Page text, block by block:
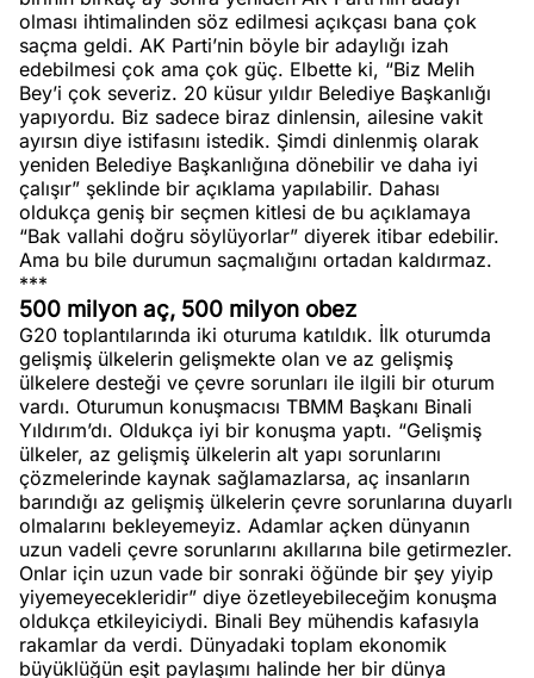
olması ihtimalinden söz edilmesi açıkçası bana çok
saçma geldi. AK Parti’nin böyle bir adaylığı izah
edebilmesi çok ama çok güç. Elbette ki, “Biz Melih
Bey’i çok severiz. 20 küsur yıldır Belediye Başkanlığı
yapıyordu. Biz sadece biraz dinlensin, ailesine vakit
ayırsın diye istifasını istedik. Şimdi dinlenmiş olarak
yeniden Belediye Başkanlığına dönebilir ve daha iyi
çalışır” şeklinde bir açıklama yapılabilir. Dahası
oldukça geniş bir seçmen kitlesi de bu açıklamaya
“Bak vallahi doğru söylüyorlar” diyerek itibar edebilir.
Ama bu bile durumun saçmalığını ortadan kaldırmaz.
***
500 milyon aç, 500 milyon obez
G20 toplantılarında iki oturuma katıldık. İlk oturumda
gelişmiş ülkelerin gelişmekte olan ve az gelişmiş
ülkelere desteği ve çevre sorunları ile ilgili bir oturum
vardı. Oturumun konuşmacısı TBMM Başkanı Binali
Yıldırım’dı. Oldukça iyi bir konuşma yaptı. “Gelişmiş
ülkeler, az gelişmiş ülkelerin alt yapı sorunlarını
çözmelerinde kaynak sağlamazlarsa, aç insanların
barındığı az gelişmiş ülkelerin çevre sorunlarına duyarlı
olmalarını bekleyemeyiz. Adamlar açken dünyanın
uzun vadeli çevre sorunlarını akıllarına bile getirmezler.
Onlar için uzun vade bir sonraki öğünde bir şey yiyip
yiyemeyecekleridir” diye özetleyebileceğim konuşma
oldukça etkileyiciydi. Binali Bey mühendis kafasıyla
rakamlar da verdi. Dünyadaki toplam ekonomik
büyüklüğün eşit paylaşımı halinde her bir dünya